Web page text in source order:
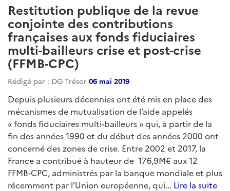
Restitution publique de la revue
conjointe des contributions
françaises aux fonds fiduciaires
multi-bailleurs crise et post-crise
(FFMB-CPC)
Rédigé par : DG Trésor 06 mai 2019
Depuis plusieurs décennies ont été mis en place des
mécanismes de mutualisation de l’aide appelés
« fonds fiduciaires multi-bailleurs » qui, à partir de la
fin des années 1990 et du début des années 2000 ont
concerné des zones de crise. Entre 2002 et 2017, la
France a contribué à hauteur de 176,9M€ aux 12
FFMB-CPC, administrés par la banque mondiale et plus
récemment par l’Union européenne, qui... Lire la suite